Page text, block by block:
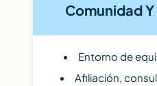
Comunidad
Entorno de
Afiliación,